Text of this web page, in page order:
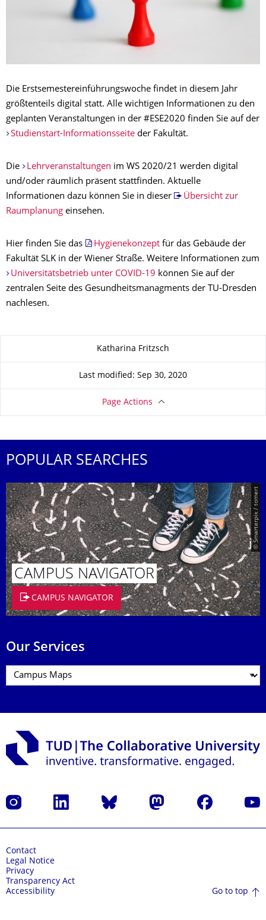
Die Erstsemestereinführungswoche findet in diesem Jahr
größtenteils digital statt. Alle wichtigen Informationen zu den
geplanten Veranstaltungen in der #ESE2020 finden Sie auf der
Studienstart-Informationsseiteder Fakultät.
Die Lehrveranstaltungen im WS 2020/21 werden digital
und/oder räumlich präsent stattfinden. Aktuelle
Informationen dazu können Sie in dieser
Übersicht zur
Raumplanung einsehen.
Hier finden Sie das Hygienekonzept für das Gebäude der
Fakultät SLK in der Wiener Straße. Weitere Informationen zum
Universitätsbetrieb unter COVID-19 können Sie auf der
zentralen Seite des Gesundheitsmanagments der TU-Dresden
nachlesen.
About this pageKatharina Fritzsch
Last modified: Sep 30, 2020
Page Actions
POPULAR SEARCHES
© Smarterpix / tomert
CAMPUS NAVIGATOR
CAMPUS NAVIGATOR
Our Services
Instagram LinkedIn Bluesky Mastodon Facebook
Contact
Legal Notice
Privacy
Transparency Act
Accessibility
Go to top